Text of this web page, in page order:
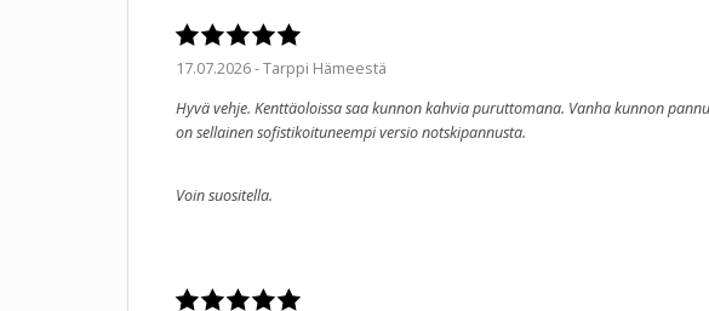
17.07.2026 - Tarppi Hämeestä
Hyvä vehje. Kenttäoloissa saa kunnon kahvia puruttomana. Vanha kunnon
on sellainen sofistikoituneempi versio notskipannusta.
Voin suositella.